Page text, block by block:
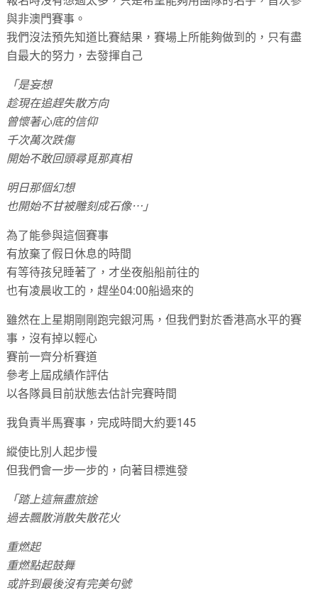
與非澳門賽事。
我們沒法預先知道比賽結果，賽場上所能夠做到的，只有盡
自最大的努力，去發揮自己
「是妄想
趁現在追趕失散方向
曾懷著心底的信仰
千次萬次跌傷
開始不敢回頭尋覓那真相
明日那個幻想
也開始不甘被雕刻成石像⋯」
為了能參與這個賽事
有放棄了假日休息的時間
有等待孩兒睡著了，才坐夜船船前往的
也有凌晨收工的，趕坐04:00船過來的
雖然在上星期剛剛跑完銀河馬，但我們對於香港高水平的賽
事，沒有掉以輕心
賽前一齊分析賽道
參考上屆成績作評估
以各隊員目前狀態去估計完賽時間
我負責半馬賽事，完成時間大約要145
縱使比別人起步慢
但我們會一步一步的，向著目標進發
「踏上這無盡旅途
過去飄散消散失散花火
重燃起
重燃點起鼓舞
或許到最後沒有完美句號